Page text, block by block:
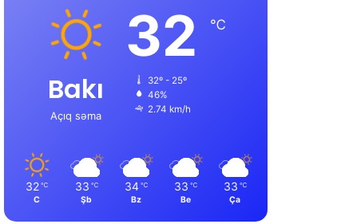
Bakı
Açıq səma
32 ℃
32º - 25º
46%
2.74 km/h
32 ℃
C
33 ℃
Şb
34 ℃
Bz
33 ℃
Be
33 ℃
Ça